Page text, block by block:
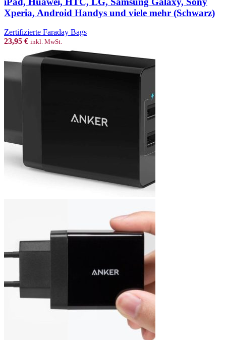
Xperia, Android Handys und viele mehr (Schwarz)
Zertifizierte Faraday Bags
23,95 € inkl. MwSt.